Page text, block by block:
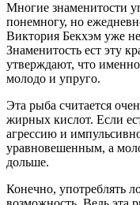
Многие знаменитости
понемногу, но
Виктория Бекхэм уже
Знаменитость ест эту
утверждают, что
молодо и упруго.
Эта рыба считается
жирных кислот. Если
агрессию и
уравновешенным, а
дольше.
Конечно, употреблять